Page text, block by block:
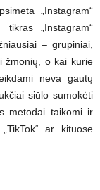
„Instagram“
„Instagram“
– grupiniai,
žmonių, o kai kurie
neva gautų
siūlo sumokėti
metodai taikomi ir
ar kituose